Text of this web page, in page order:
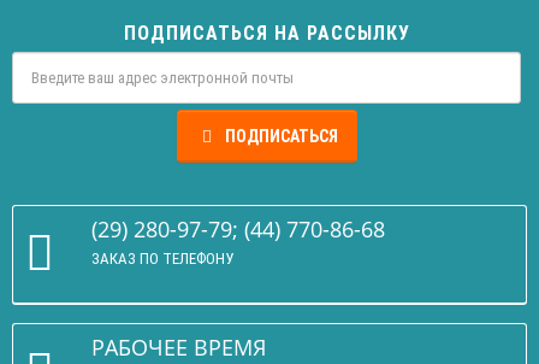
ПОДПИСАТЬСЯ НА РАССЫЛКУ
ПОДПИСАТЬСЯ
(29) 280-97-79; (44) 770-86-68
ЗАКАЗ ПО ТЕЛЕФОНУ
РАБОЧЕЕ ВРЕМЯ